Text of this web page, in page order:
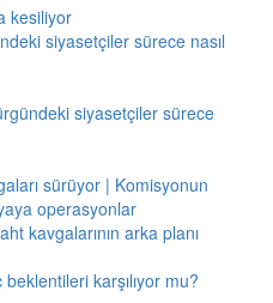
kesiliyor
siyasetçiler sürece nasıl
siyasetçiler sürece
sürüyor | Komisyonun
operasyonlar
kavgalarının arka planı
karşılıyor mu?